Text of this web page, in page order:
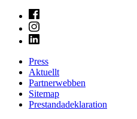
Press
Aktuellt
Partnerwebben
Sitemap
Prestandadeklaration